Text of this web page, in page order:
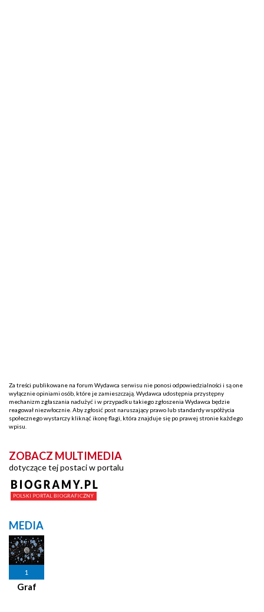
Za treści publikowane na forum Wydawca serwisu nie ponosi odpowiedzialności i są one
wyłącznie opiniami osób, które je zamieszczają. Wydawca udostępnia przystępny
mechanizm zgłaszania nadużyć i w przypadku takiego zgłoszenia Wydawca będzie
reagował niezwłocznie. Aby zgłosić post naruszający prawo lub standardy współżycia
społecznego wystarczy kliknąć ikonę flagi, która znajduje się po prawej stronie każdego
wpisu.
ZOBACZ MULTIMEDIA
dotyczące tej postaci w portalu
MEDIA
1
Graf